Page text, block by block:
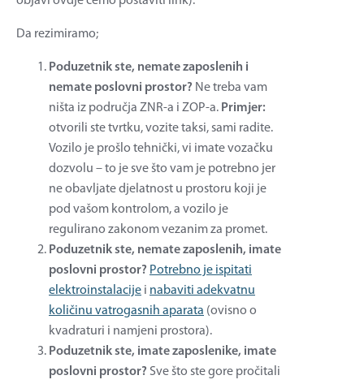
Da rezimiramo;
Poduzetnik ste, nemate zaposlenih i
nemate poslovni prostor? Ne treba vam
ništa iz područja ZNR-a i ZOP-a. Primjer:
otvorili ste tvrtku, vozite taksi, sami radite.
Vozilo je prošlo tehnički, vi imate vozačku
dozvolu – to je sve što vam je potrebno jer
ne obavljate djelatnost u prostoru koji je
pod vašom kontrolom, a vozilo je
regulirano zakonom vezanim za promet.
Poduzetnik ste, nemate zaposlenih, imate
poslovni prostor? Potrebno je ispitati
elektroinstalacije i nabaviti adekvatnu
količinu vatrogasnih aparata (ovisno o
kvadraturi i namjeni prostora).
Poduzetnik ste, imate zaposlenike, imate
poslovni prostor? Sve što ste gore pročitali